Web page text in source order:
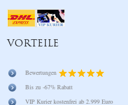
VORTEILE
Bewertungen
Bis zu -67% Rabatt
VIP Kurier kostenfrei ab 2.999 Euro